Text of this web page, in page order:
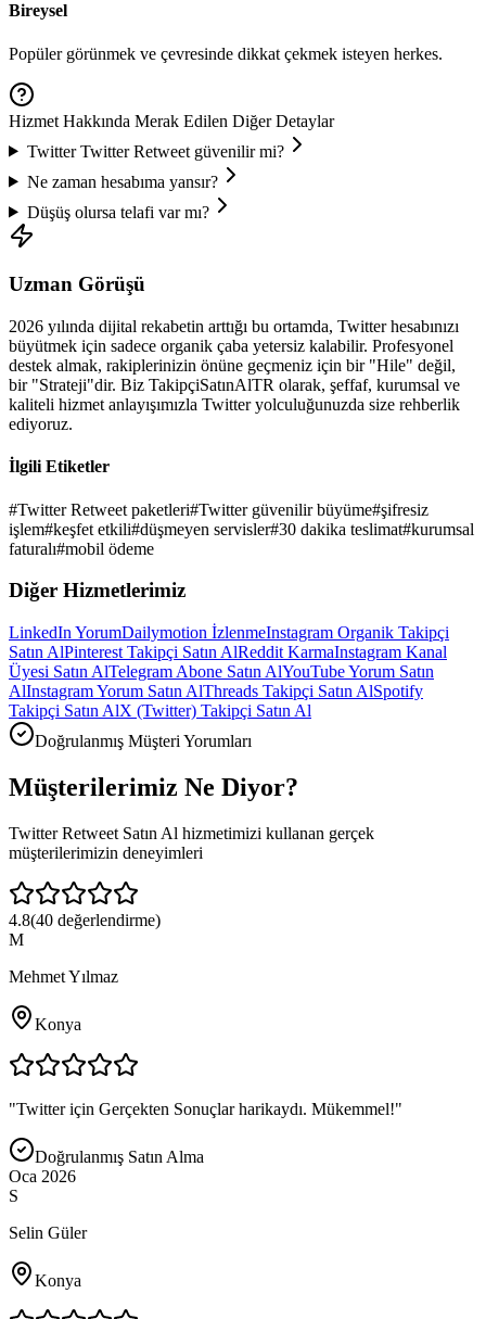
Bireysel
Popüler görünmek ve çevresinde dikkat çekmek isteyen herkes.
Hizmet Hakkında Merak Edilen Diğer Detaylar
Twitter Twitter Retweetgüvenilir mi?
Ne zaman hesabıma yansır?
Düşüş olursa telafi var mı?
Uzman Görüşü
2026 yılında dijital rekabetin arttığı bu ortamda, Twitterhesabınızı
büyütmek için sadece organik çaba yetersiz kalabilir. Profesyonel
destek almak, rakiplerinizin önüne geçmeniz için bir "Hile" değil,
bir "Strateji"dir. Biz TakipçiSatınAlTR olarak, şeffaf, kurumsal ve
kaliteli hizmet anlayışımızla Twitteryolculuğunuzda size rehberlik
ediyoruz.
İlgili Etiketler
#Twitter Retweet paketleri#Twitter güvenilir büyüme#şifresiz
işlem#keşfet etkili#düşmeyen servisler#30 dakika teslimat#kurumsal
faturalı#mobil ödeme
Diğer Hizmetlerimiz
LinkedIn YorumDailymotion İzlenmeInstagram Organik Takipçi
Satın AlPinterest Takipçi Satın AlReddit KarmaInstagram Kanal
Üyesi Satın AlTelegram Abone Satın AlYouTube Yorum Satın
AlInstagram Yorum Satın AlThreads Takipçi Satın AlSpotify
Takipçi Satın AlX (Twitter) Takipçi Satın Al
Doğrulanmış Müşteri Yorumları
Müşterilerimiz Ne Diyor?
Twitter Retweet Satın Al hizmetimizi kullanan gerçek
müşterilerimizin deneyimleri
4.8(40 değerlendirme)
M
Mehmet Yılmaz
Konya
"Twitter için Gerçekten Sonuçlar harikaydı. Mükemmel!"
Doğrulanmış Satın Alma
Oca 2026
S
Selin Güler
Konya